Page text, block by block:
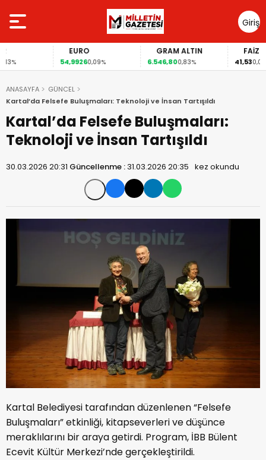
Giriş
Yap
EURO
54,99260,09%
GRAM ALTIN
6.546,800,83%
FAİZ
41,530,00%
ANASAYFA
GÜNCEL
Kartal’da Felsefe Buluşmaları: Teknoloji ve İnsan Tartışıldı
Kartal’da Felsefe Buluşmaları:
Teknoloji ve İnsan Tartışıldı
30.03.2026 20:31 Güncellenme :31.03.2026 20:35 kez okundu
Kartal Belediyesi tarafından düzenlenen “Felsefe
Buluşmaları” etkinliği, kitapseverleri ve düşünce
meraklılarını bir araya getirdi. Program, İBB Bülent
Ecevit Kültür Merkezi’nde gerçekleştirildi.